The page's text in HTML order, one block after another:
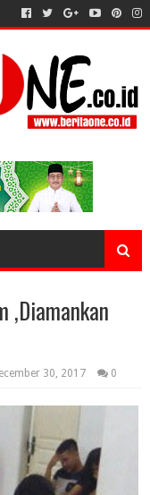
,Diamankan
30, 2017 0